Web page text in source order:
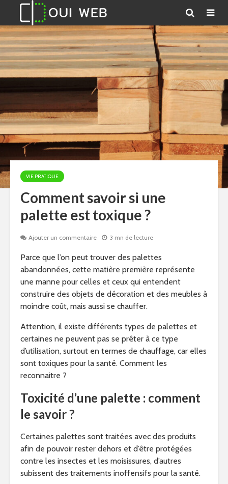
VIE PRATIQUE
Comment savoir si une
palette est toxique ?
Ajouter un commentaire 3 mn de lecture
Parce que l’on peut trouver des palettes
abandonnées, cette matière première représente
une manne pour celles et ceux qui entendent
construire des objets de décoration et des meubles à
moindre coût, mais aussi se chauffer.
Attention, il existe différents types de palettes et
certaines ne peuvent pas se prêter à ce type
d’utilisation, surtout en termes de chauffage, car elles
sont toxiques pour la santé. Comment les
reconnaitre ?
Toxicité d’une palette : comment
le savoir ?
Certaines palettes sont traitées avec des produits
afin de pouvoir rester dehors et d’être protégées
contre les insectes et les moisissures, d’autres
subissent des traitements inoffensifs pour la santé.